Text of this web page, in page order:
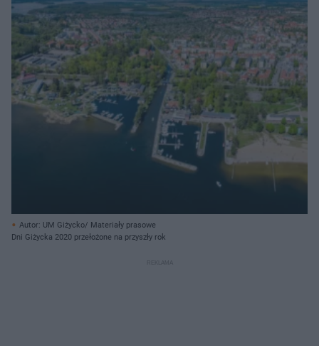
Autor: UM Giżycko/ Materiały prasowe
Dni Giżycka 2020 przełożone na przyszły rok